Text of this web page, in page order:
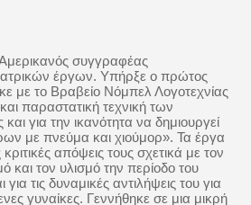
Αμερικανός συγγραφέας
έργων. Υπήρξε ο πρώτος
με το Βραβείο Νόμπελ Λογοτεχνίας
παραστατική τεχνική των
για την ικανότητα να δημιουργεί
με πνεύμα και χιούμορ». Τα έργα
κριτικές απόψεις τους σχετικά με τον
και τον υλισμό την περίοδο του
τις δυναμικές αντιλήψεις του για
γυναίκες. Γεννήθηκε σε μια μικρή